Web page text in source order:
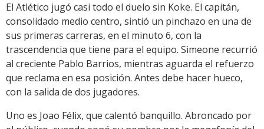
El Atlético jugó casi todo el duelo sin Koke. El capitán,
consolidado medio centro, sintió un pinchazo en una de
sus primeras carreras, en el minuto 6, con la
trascendencia que tiene para el equipo. Simeone recurrió
al creciente Pablo Barrios, mientras aguarda el refuerzo
que reclama en esa posición. Antes debe hacer hueco,
con la salida de dos jugadores.
Uno es Joao Félix, que calentó banquillo. Abroncado por